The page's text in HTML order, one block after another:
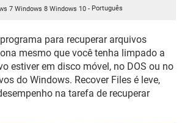
GMAIL
GMAIL
7 Windows 8 Windows 10- Português
para recuperar arquivos
mesmo que você tenha limpado a
estiver em disco móvel, no DOS ou no
do Windows. Recover Files é leve,
na tarefa de recuperar